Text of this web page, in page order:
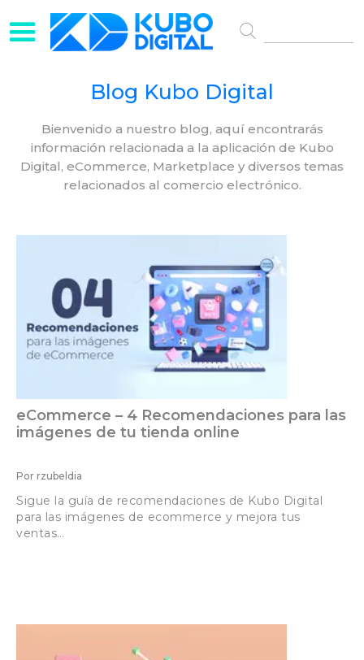
Blog Kubo Digital
Bienvenido a nuestro blog, aquí encontrarás
información relacionada a la aplicación de Kubo
Digital, eCommerce, Marketplace y diversos temas
relacionados al comercio electrónico.
eCommerce – 4 Recomendaciones para las
imágenes de tu tienda online
Por rzubeldia
Sigue la guía de recomendaciones de Kubo Digital
para las imágenes de ecommerce y mejora tus
ventas…